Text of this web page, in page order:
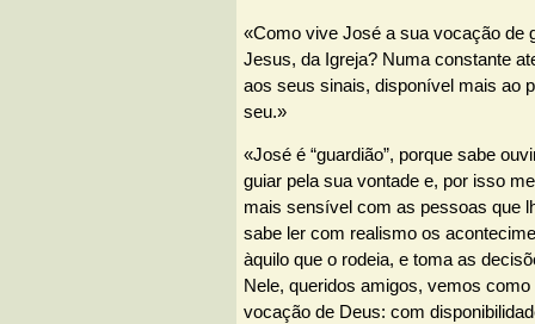
«Como vive José a sua vocação de
Jesus, da Igreja? Numa constante
aos seus sinais, disponível mais ao
seu.»
«José é “guardião”, porque sabe
guiar pela sua vontade e, por isso
mais sensível com as pessoas que
sabe ler com realismo os
àquilo que o rodeia, e toma as
Nele, queridos amigos, vemos
vocação de Deus: com